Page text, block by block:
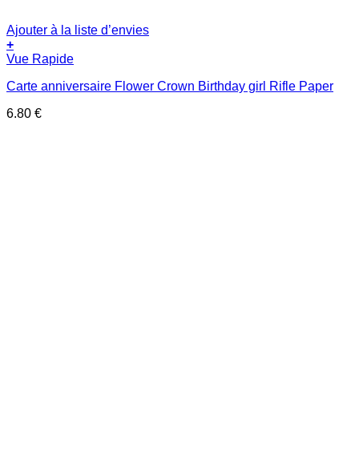
Ajouter à la liste d’envies
+
Vue Rapide
Carte anniversaire Flower Crown Birthday girl Rifle Paper
6.80 €